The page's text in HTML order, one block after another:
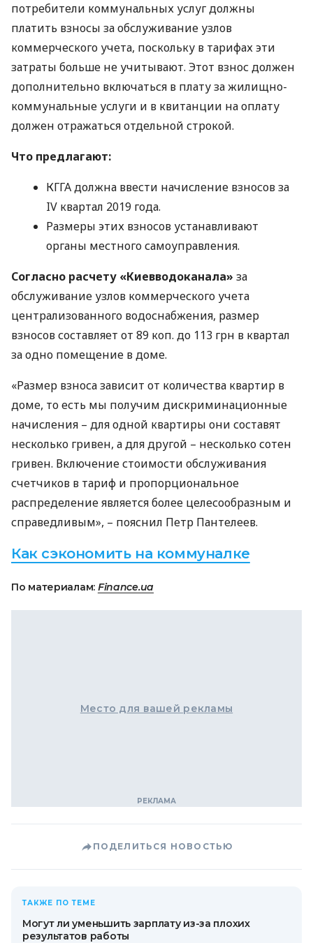
потребители коммунальных услуг должны
платить взносы за обслуживание узлов
коммерческого учета, поскольку в тарифах эти
затраты больше не учитывают. Этот взнос должен
дополнительно включаться в плату за жилищно-
коммунальные услуги и в квитанции на оплату
должен отражаться отдельной строкой.
Что предлагают:
КГГАдолжна ввести начисление взносов за
IV квартал 2019 года.
Размеры этих взносов устанавливают
органы местного самоуправления.
Согласно расчету «Киевводоканала» за
обслуживание узлов коммерческого учета
централизованного водоснабжения, размер
взносов составляет от 89 коп. до 113 грн в квартал
за одно помещение в доме.
«Размер взноса зависит от количества квартир в
доме, то есть мы получим дискриминационные
начисления – для одной квартиры они составят
несколько гривен, а для другой – несколько сотен
гривен. Включение стоимости обслуживания
счетчиков в тариф и пропорциональное
распределение является более целесообразным и
справедливым», – пояснил Петр Пантелеев.
Как сэкономить на коммуналке
По материалам: Finance.ua
Место для вашей рекламы
ПОДЕЛИТЬСЯ НОВОСТЬЮ
ТАКЖЕ ПО ТЕМЕ
Могут ли уменьшить зарплату из-за плохих
результатов работы